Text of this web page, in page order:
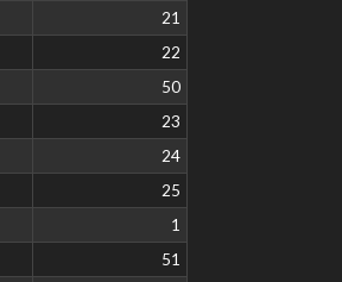
21
22
50
23
24
25
1
51